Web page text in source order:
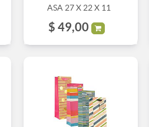
ASA 27 X 22 X 11
$49,00